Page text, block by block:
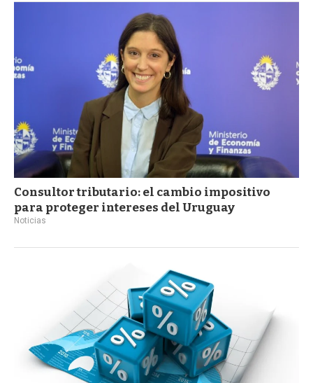
Consultor tributario: el cambio impositivo
para proteger intereses del Uruguay
Noticias